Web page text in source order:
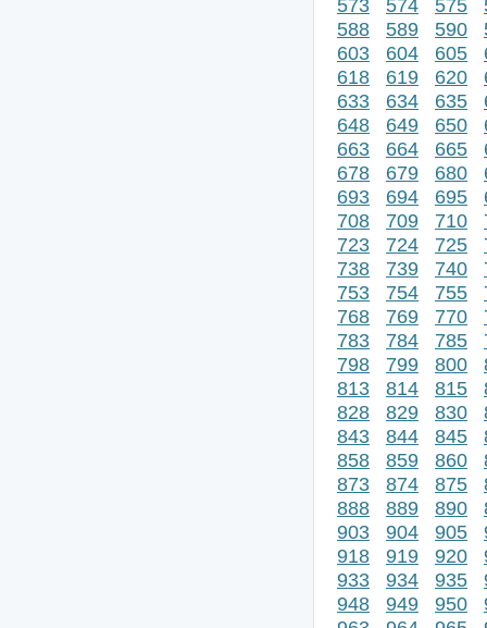
573
574 575
588
589 590
603
604 605
618
619 620
633
634 635
648
649 650
663
664 665
678
679 680
693
694 695
708
709 710
723
724 725
738
739 740
753
754 755
768
769 770
783
784 785
798
799 800
813
814 815
828
829 830
843
844 845
858
859 860
873
874 875
888
889 890
903
904 905
918
919 920
933
934 935
948
949 950